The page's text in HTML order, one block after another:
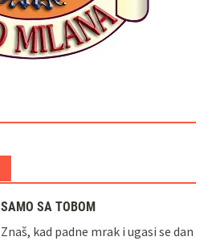
SAMO SA TOBOM
Znaš, kad padne mrak i ugasi se dan